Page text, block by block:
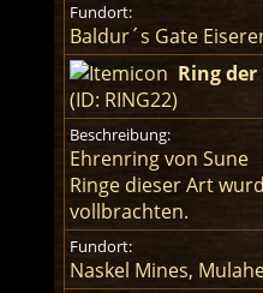
Fundort:
Baldur´s Gate
Ring
(ID: RING22)
Beschreibung:
Ehrenring von Sune
Ringe dieser Art
vollbrachten.
Fundort:
Naskel Mines,